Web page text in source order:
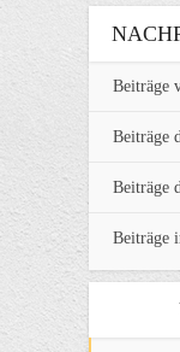
Beiträge
Beiträge
Beiträge
Beiträge